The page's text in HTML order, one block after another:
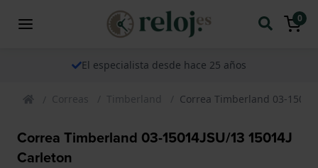
0
El especialista desde hace 25 años
Correas Timberland Correa Timberland 03-
Correa Timberland 03-15014JSU/13 15014J
Carleton